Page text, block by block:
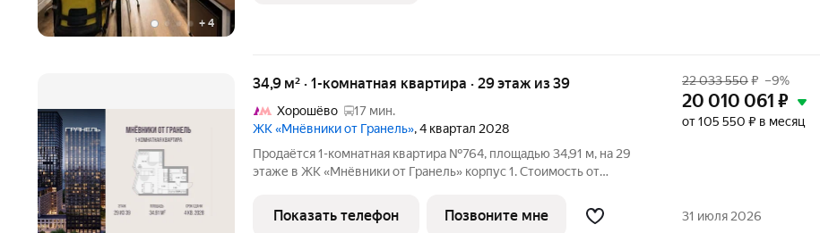
+ 4
34,9 м² · 1-комнатная квартира · 29 этаж из 39
Хорошёво
17 мин.
ЖК «Мнёвники от Гранель», 4 квартал 2028
Продаётся 1-комнатная квартира №764, площадью 34,91 м, на 29
этаже в ЖК «Мнёвники от Гранель» корпус 1. Стоимость от
окна на улицу. «Мнёвники от Гранель» элитный жилой комплекс в
тихом и
22 033 550₽ –9%
20 010 061 ₽
от 105 550 ₽ в месяц
Показать телефон Позвоните мне 31 июля 2026